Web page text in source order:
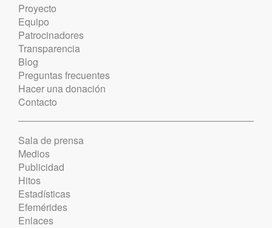
Proyecto
Equipo
Patrocinadores
Transparencia
Blog
Preguntas frecuentes
Hacer una donación
Contacto
Sala de prensa
Medios
Publicidad
Hitos
Estadísticas
Efemérides
Enlaces